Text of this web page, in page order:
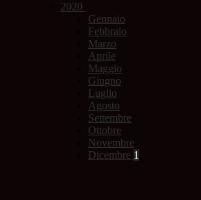
2020
Gennaio
Febbraio
Marzo
Aprile
Maggio
Giugno
Luglio
Agosto
Settembre
Ottobre
Novembre
Dicembre 1